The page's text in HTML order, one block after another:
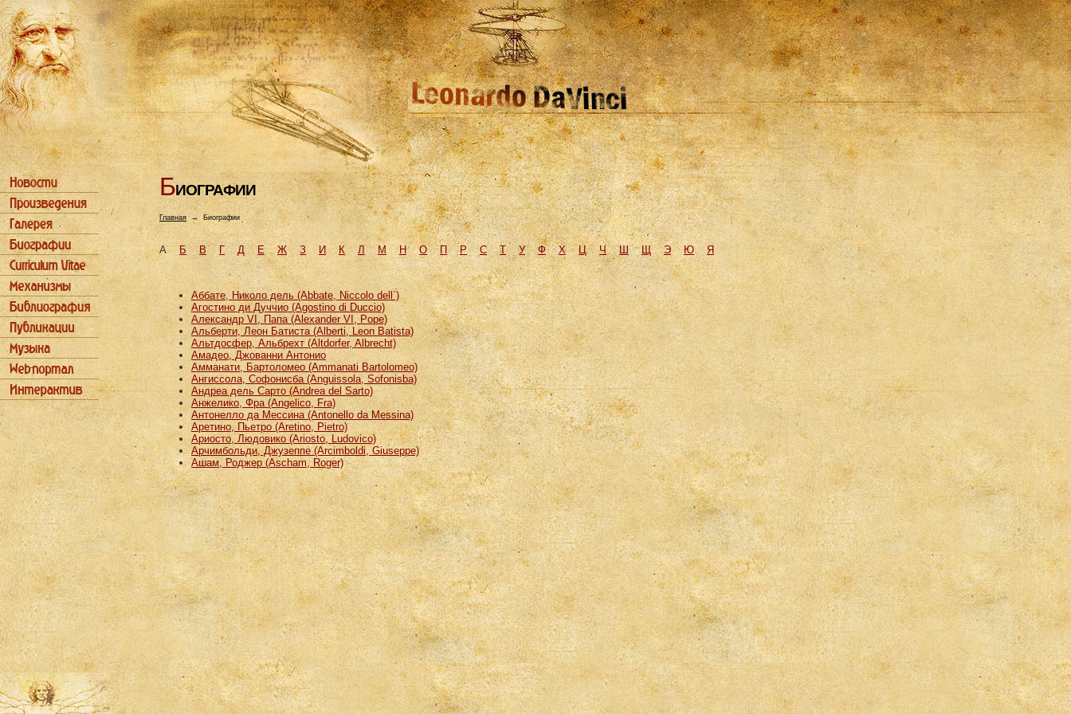
БИОГРАФИИ
Главная→ Биографии
АБ В Г Д Е Ж З И К Л М H О П Р С Т У Ф Х Ц Ч Ш Щ Э Ю Я
Аббате, Николо дель (Abbate, Niccolo dell`)
Агостино ди Дуччио (Agostino di Duccio)
Александр VI, Папа (Alexander VI, Pope)
Альберти, Леон Батиста (Alberti, Leon Batista)
Альтдосфер, Альбрехт (Altdorfer, Albrecht)
Амадео, Джованни Антонио
Амманати, Бартоломео (Ammanati Bartolomeo)
Ангиссола, Софонисба (Anguissola, Sofonisba)
Андреа дель Сарто (Andrea del Sarto)
Анжелико, Фра (Angelico, Fra)
Антонелло да Мессина (Antonello da Messina)
Аретино, Пьетро (Aretino, Pietro)
Ариосто, Людовико (Ariosto, Ludovico)
Арчимбольди, Джузеппе (Arcimboldi, Giuseppe)
Ашам, Роджер (Ascham, Roger)